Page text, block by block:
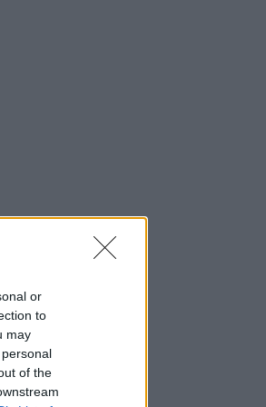
or
to
may
of the